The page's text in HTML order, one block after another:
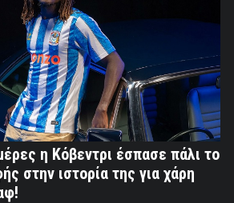
η Κόβεντρι έσπασε πάλι το
στην ιστορία της για χάρη